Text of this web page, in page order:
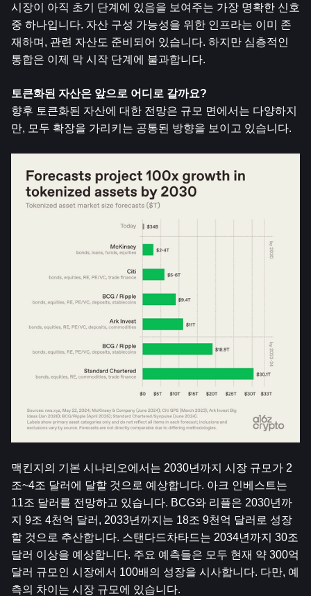
시장이 아직 초기 단계에 있음을 보여주는 가장 명확한 신호
중 하나입니다. 자산 구성 가능성을 위한 인프라는 이미 존
재하며, 관련 자산도 준비되어 있습니다. 하지만 심층적인
통합은 이제 막 시작 단계에 불과합니다.
토큰화된 자산은 앞으로 어디로 갈까요?
향후 토큰화된 자산에 대한 전망은 규모 면에서는 다양하지
만, 모두 확장을 가리키는 공통된 방향을 보이고 있습니다.
맥킨지의 기본 시나리오에서는 2030년까지 시장 규모가 2
조~4조 달러에 달할 것으로 예상합니다. 아크 인베스트는
11조 달러를 전망하고 있습니다. BCG와 리플은 2030년까
지 9조 4천억 달러, 2033년까지는 18조 9천억 달러로 성장
할 것으로 추산합니다. 스탠다드차타드는 2034년까지 30조
달러 이상을 예상합니다. 주요 예측들은 모두 현재 약 300억
달러 규모인 시장에서 100배의 성장을 시사합니다. 다만, 예
측의 차이는 시장 규모에 있습니다.